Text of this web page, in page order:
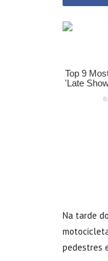
Na tarde
pedestres